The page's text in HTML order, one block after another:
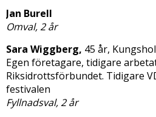
Jan Burell
Omval, 2 år
Sara Wiggberg, 45 år,
Egen företagare, tidigare
Riksidrottsförbundet. Tidigare
festivalen
Fyllnadsval, 2 år